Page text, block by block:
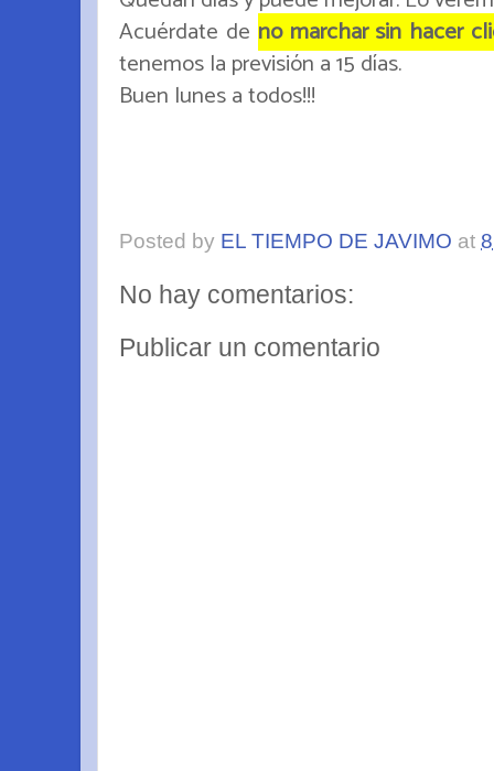
Acuérdate de no marchar sin hacer
tenemos la previsión a 15 días.
Buen lunes a todos!!!
Posted by EL TIEMPO DE JAVIMO at
No hay comentarios:
Publicar un comentario